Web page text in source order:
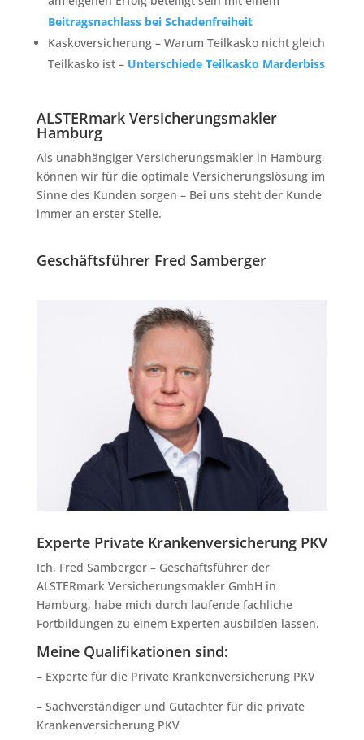
Beitragsnachlass bei Schadenfreiheit
Kaskoversicherung – Warum Teilkasko nicht gleich
Teilkasko ist – Unterschiede Teilkasko Marderbiss
ALSTERmark Versicherungsmakler
Hamburg
Als unabhängiger Versicherungsmakler in Hamburg
können wir für die optimale Versicherungslösung im
Sinne des Kunden sorgen – Bei uns steht der Kunde
immer an erster Stelle.
Geschäftsführer Fred Samberger
Experte Private Krankenversicherung PKV
Ich, Fred Samberger – Geschäftsführer der
ALSTERmark Versicherungsmakler GmbH in
Hamburg, habe mich durch laufende fachliche
Fortbildungen zu einem Experten ausbilden lassen.
Meine Qualifikationen sind:
– Experte für die Private Krankenversicherung PKV
– Sachverständiger und Gutachter für die private
Krankenversicherung PKV